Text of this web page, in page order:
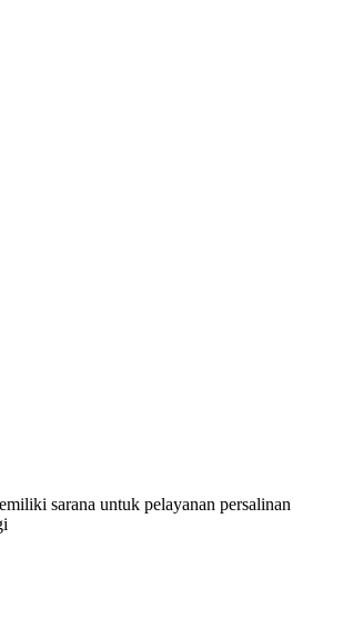
sarana untuk pelayanan persalinan